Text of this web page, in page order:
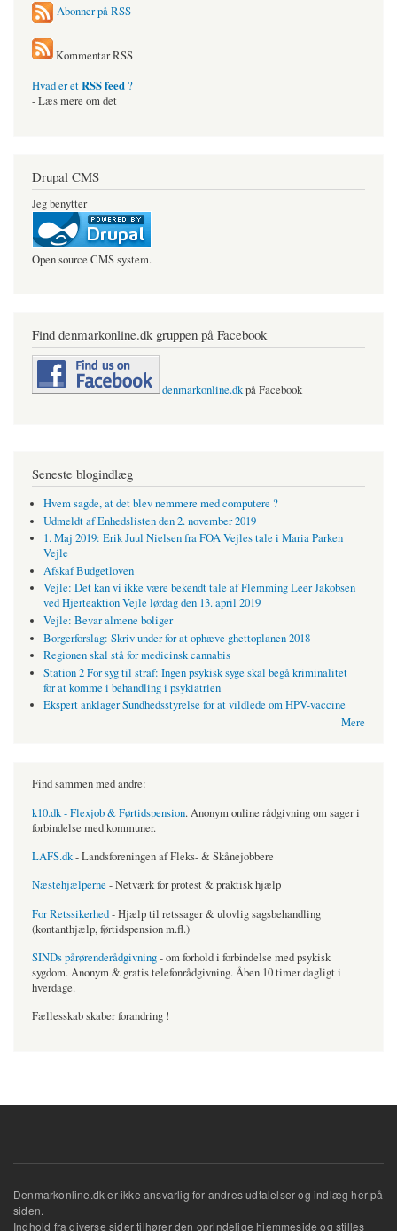
Abonner på RSS
Kommentar RSS
Hvad er etRSS feed ?
- Læs mere om det
Drupal CMS
Jeg benytter
Open source CMS system.
Find denmarkonline.dk gruppen på Facebook
denmarkonline.dkpå Facebook
Seneste blogindlæg
Hvem sagde, at det blev nemmere med computere ?
Udmeldt af Enhedslisten den 2. november 2019
1. Maj 2019: Erik Juul Nielsen fra FOA Vejles tale i Maria Parken
Vejle
Afskaf Budgetloven
Vejle: Det kan vi ikke være bekendt tale af Flemming Leer Jakobsen
ved Hjerteaktion Vejle lørdag den 13. april 2019
Vejle: Bevar almene boliger
Borgerforslag: Skriv under for at ophæve ghettoplanen 2018
Regionen skal stå for medicinsk cannabis
Station 2 For syg til straf: Ingen psykisk syge skal begå kriminalitet
for at komme i behandling i psykiatrien
Ekspert anklager Sundhedsstyrelse for at vildlede om HPV-vaccine
Mere
Find sammen med andre:
k10.dk - Flexjob & Førtidspension. Anonym online rådgivning om sager i
forbindelse med kommuner.
LAFS.dk- Landsforeningen af Fleks- & Skånejobbere
Næstehjælperne - Netværk for protest & praktisk hjælp
For Retssikerhed- Hjælp til retssager & ulovlig sagsbehandling
(kontanthjælp, førtidspension m.fl.)
SINDs pårørenderådgivning- om forhold i forbindelse med psykisk
sygdom. Anonym & gratis telefonrådgivning. Åben 10 timer dagligt i
hverdage.
Fællesskab skaber forandring !
Denmarkonline.dk er ikke ansvarlig for andres udtalelser og indlæg her på
siden.
Indhold fra diverse sider tilhører den oprindelige hjemmeside og stilles